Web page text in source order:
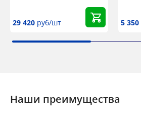
29 420 руб/шт 5 350
Наши преимущества